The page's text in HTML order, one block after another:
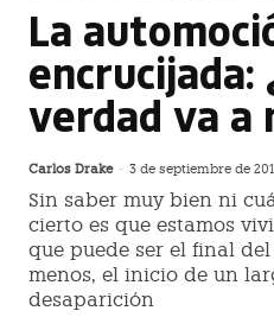
La
encrucijada:
verdad va a
Carlos Drake - 3 de septiembre de
Sin saber muy bien ni
cierto es que estamos
que puede ser el final
menos, el inicio de un
desaparición